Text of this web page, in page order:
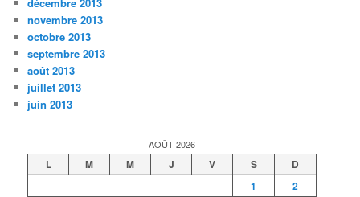
novembre 2013
octobre 2013
septembre 2013
août 2013
juillet 2013
juin 2013
AOÛT 2026
L M M J V S
D
1
2